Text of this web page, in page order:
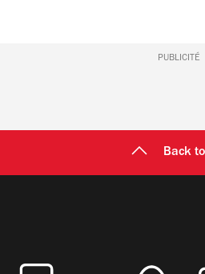
PUBLICITÉ
Back